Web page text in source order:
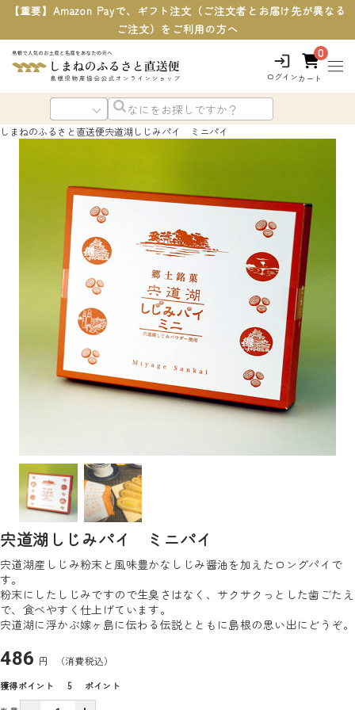
【重要】Amazon Payで、ギフト注文（ご注文者とお届け先が異なる
ご注文）をご利用の方へ
ログイン
0
カート
しまねのふるさと直送便宍道湖しじみパイ ミニパイ
宍道湖しじみパイ ミニパイ
宍道湖産しじみ粉末と風味豊かなしじみ醤油を加えたロングパイで
す。
粉末にしたしじみですので生臭さはなく、サクサクっとした歯ごたえ
で、食べやすく仕上げています。
宍道湖に浮かぶ嫁ヶ島に伝わる伝説とともに島根の思い出にどうぞ。
486 円 （消費税込）
獲得ポイント 5 ポイント